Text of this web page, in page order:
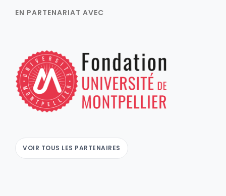
EN PARTENARIAT AVEC
VOIR TOUS LES PARTENAIRES